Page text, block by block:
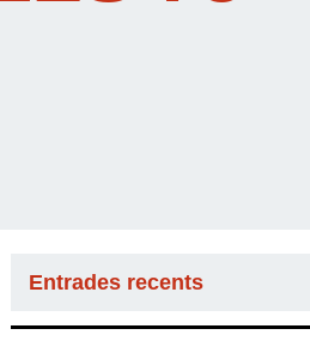
Entrades recents